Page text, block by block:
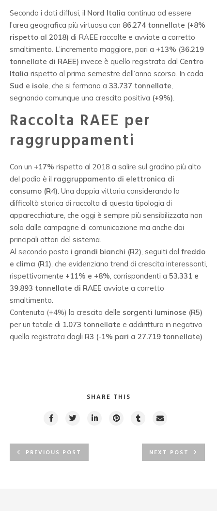
Secondo i dati diffusi, il Nord Italia continua ad essere
l’area geografica più virtuosa con 86.274 tonnellate (+8%
rispetto al 2018) di RAEE raccolte e avviate a corretto
smaltimento. L’incremento maggiore, pari a +13% (36.219
tonnellate di RAEE) invece è quello registrato dal Centro
Italia rispetto al primo semestre dell’anno scorso. In coda
Sud e isole, che si fermano a 33.737 tonnellate,
segnando comunque una crescita positiva (+9%).
Raccolta RAEE per
raggruppamenti
Con un +17% rispetto al 2018 a salire sul gradino più alto
del podio è il raggruppamento di elettronica di
consumo (R4). Una doppia vittoria considerando la
difficoltà storica di raccolta di questa tipologia di
apparecchiature, che oggi è sempre più sensibilizzata non
solo dalle campagne di comunicazione ma anche dai
principali attori del sistema.
Al secondo posto i grandi bianchi (R2), seguiti dal freddo
e clima (R1), che evidenziano trend di crescita interessanti,
rispettivamente +11% e +8%, corrispondenti a 53.331 e
39.893 tonnellate di RAEE avviate a corretto
smaltimento.
Contenuta (+4%) la crescita delle sorgenti luminose (R5)
per un totale di 1.073 tonnellate e addirittura in negativo
quella registrata dagli R3 (-1% pari a 27.719 tonnellate).
SHARE THIS
PREVIOUS POST NEXT POST